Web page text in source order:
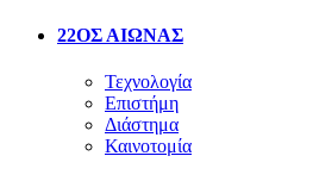
22ΟΣ ΑΙΩΝΑΣ
Τεχνολογία
Επιστήμη
Διάστημα
Καινοτομία